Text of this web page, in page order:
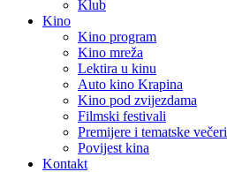
Klub
Kino
Kino program
Kino mreža
Lektira u kinu
Auto kino Krapina
Kino pod zvijezdama
Filmski festivali
Premijere i tematske večeri
Povijest kina
Kontakt